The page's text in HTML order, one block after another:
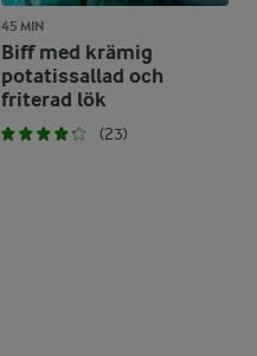
45 MIN
Biff med krämig
potatissallad och
friterad lök
(23)